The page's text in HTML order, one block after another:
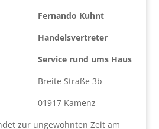
Fernando Kuhnt
Handelsvertreter
Service rund ums Haus
Breite Straße 3b
01917 Kamenz
zur ungewohnten Zeit am